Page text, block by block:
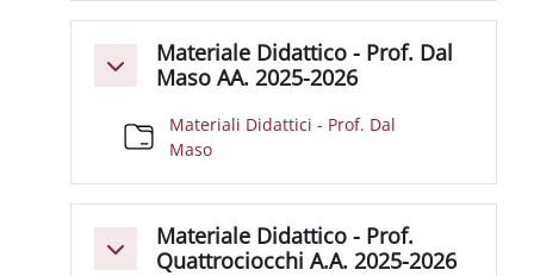
Minimizza
Materiale Didattico - Prof. Dal
Maso AA. 2025-2026
Materiali Didattici - Prof. Dal
MasoCartella
Minimizza
Materiale Didattico - Prof.
Quattrociocchi A.A. 2025-2026